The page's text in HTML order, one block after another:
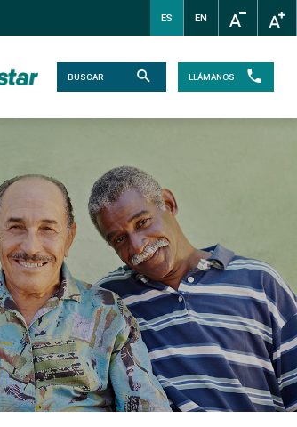
ES EN
LLÁMANOS